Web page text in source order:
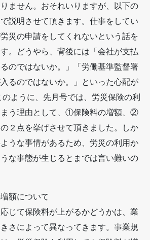
ません。おそれいりますが、以下の
説明させて頂きます。仕事をしてい
災の申請をしてくれないという話を
。どうやら、背後には「会社が支払
のではないか。」「労働基準監督署
るのではないか。」といった心配が
ように、先月号では、労災保険の利
まう理由として、①保険料の増額、②
２点を挙げさせて頂きました。しか
うな事情があるため、労災の利用か
な事態が生じるとまでは言い難いの
額について
じて保険料が上がるかどうかは、業
さによって異なってきます。事業規